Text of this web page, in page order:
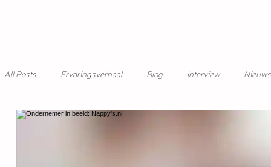
All Posts Ervaringsverhaal Blog Interview Nieuws